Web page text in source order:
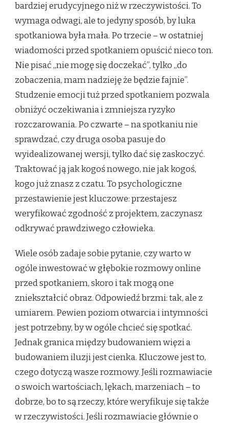
bardziej erudycyjnego niż w rzeczywistości. To
wymaga odwagi, ale to jedyny sposób, by luka
spotkaniowa była mała. Po trzecie – w ostatniej
wiadomości przed spotkaniem opuścić nieco ton.
Nie pisać „nie mogę się doczekać”, tylko „do
zobaczenia, mam nadzieję że będzie fajnie”.
Studzenie emocji tuż przed spotkaniem pozwala
obniżyć oczekiwania i zmniejsza ryzyko
rozczarowania. Po czwarte – na spotkaniu nie
sprawdzać, czy druga osoba pasuje do
wyidealizowanej wersji, tylko dać się zaskoczyć.
Traktować ją jak kogoś nowego, nie jak kogoś,
kogo już znasz z czatu. To psychologiczne
przestawienie jest kluczowe: przestajesz
weryfikować zgodność z projektem, zaczynasz
odkrywać prawdziwego człowieka.
Wiele osób zadaje sobie pytanie, czy warto w
ogóle inwestować w głębokie rozmowy online
przed spotkaniem, skoro i tak mogą one
zniekształcić obraz. Odpowiedź brzmi: tak, ale z
umiarem. Pewien poziom otwarcia i intymności
jest potrzebny, by w ogóle chcieć się spotkać.
Jednak granica między budowaniem więzi a
budowaniem iluzji jest cienka. Kluczowe jest to,
czego dotyczą wasze rozmowy. Jeśli rozmawiacie
o swoich wartościach, lękach, marzeniach – to
dobrze, bo to są rzeczy, które weryfikuje się także
w rzeczywistości. Jeśli rozmawiacie głównie o